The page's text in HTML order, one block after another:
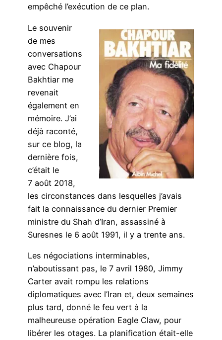
empêché l’exécution de ce plan.
Le souvenir
de mes
conversations
avec Chapour
Bakhtiar me
revenait
également en
mémoire. J’ai
déjà raconté,
sur ce blog, la
dernière fois,
c’était le
7 août 2018,
les circonstances dans lesquelles j’avais
fait la connaissance du dernier Premier
ministre du Shah d’Iran, assassiné à
Suresnes le 6 août 1991, il y a trente ans.
Les négociations interminables,
n’aboutissant pas, le 7 avril 1980, Jimmy
Carter avait rompu les relations
diplomatiques avec l’Iran et, deux semaines
plus tard, donné le feu vert à la
malheureuse opération Eagle Claw, pour
libérer les otages. La planification était-elle